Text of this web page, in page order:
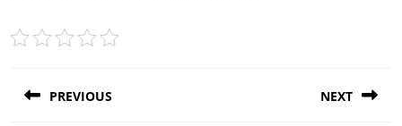
navigation
PREVIOUS NEXT